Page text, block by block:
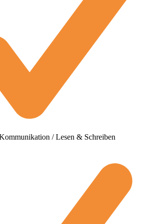
/ Lesen & Schreiben